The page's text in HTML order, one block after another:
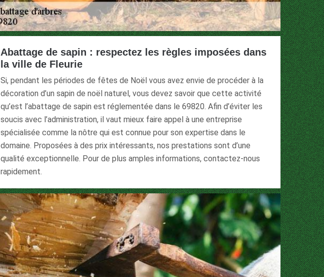
Abattage de sapin : respectez les règles imposées dans
la ville de Fleurie
Si, pendant les périodes de fêtes de Noël vous avez envie de procéder à la
décoration d’un sapin de noël naturel, vous devez savoir que cette activité
qu’est l’abattage de sapin est réglementée dans le 69820. Afin d’éviter les
soucis avec l’administration, il vaut mieux faire appel à une entreprise
spécialisée comme la nôtre qui est connue pour son expertise dans le
domaine. Proposées à des prix intéressants, nos prestations sont d’une
qualité exceptionnelle. Pour de plus amples informations, contactez-nous
rapidement.